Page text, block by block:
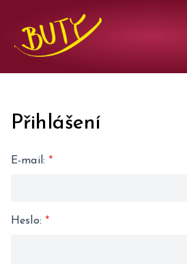
Přihlášení
E-mail : *
Heslo: *